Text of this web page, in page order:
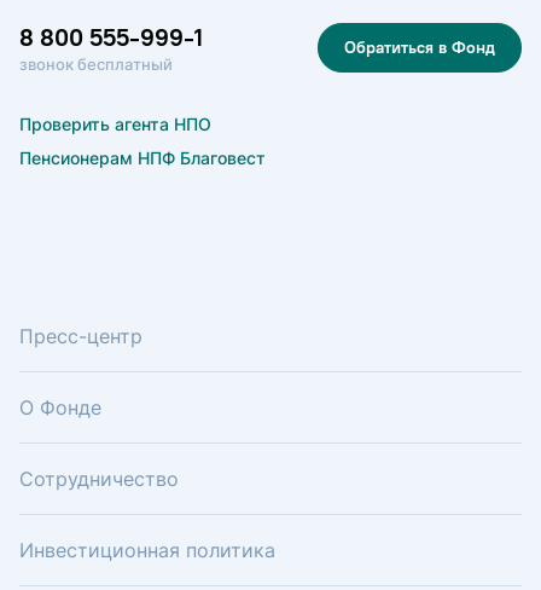
8 800 555-999-1
звонок бесплатный
Обратиться в Фонд
Проверить агента НПО
Пенсионерам НПФ Благовест
Пресс-центр
О Фонде
Сотрудничество
Инвестиционная политика